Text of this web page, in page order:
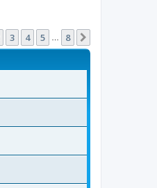
di
3 4 5 8